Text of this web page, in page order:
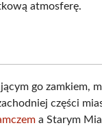
atmosferę.
go zamkiem,
części
a Starym